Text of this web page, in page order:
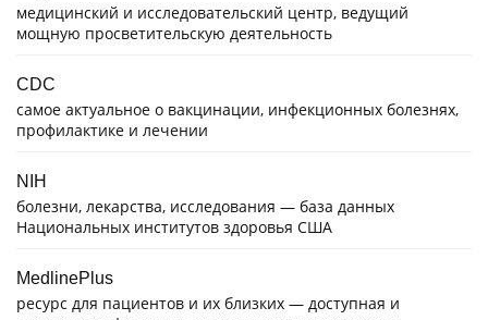
медицинский и исследовательский центр, ведущий
мощную просветительскую деятельность
CDC
самое актуальное о вакцинации, инфекционных болезнях,
профилактике и лечении
NIH
болезни, лекарства, исследования — база данных
Национальных институтов здоровья США
MedlinePlus
ресурс для пациентов и их близких — доступная и